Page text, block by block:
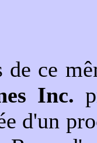
de ce
Inc.
d'un